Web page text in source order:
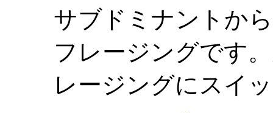
サブドミナントか
フレージングです
レージングにスイ